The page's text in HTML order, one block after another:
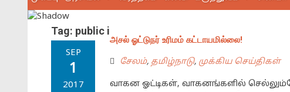
Tag: public interest litigation
SEP
1
2017
அசல் ஓட்டுநர் உரிமம் கட்டாயமில்லை!
சேலம், தமிழ்நாடு, முக்கிய செய்திகள்
வாகன ஓட்டிகள், வாகனங்களில்